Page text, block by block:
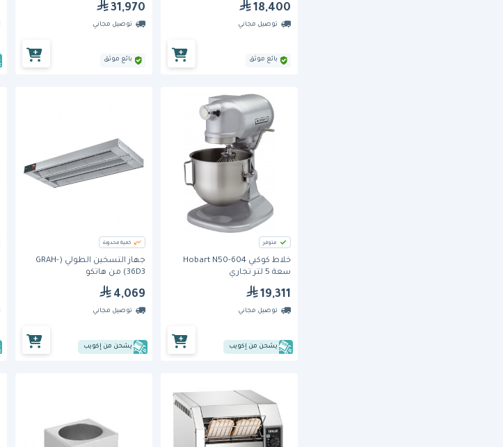
18,400
توصيل مجاني
بائع موثق
31,970
توصيل مجاني
بائع موثق
متوفر
خلاط كوكبي Hobart N50-604
سعة 5 لتر تجاري
19,311
توصيل مجاني
يشحن من إكويب
كمية محدودة
جهاز التسخين الطولي (GRAH-
36D3) من هاتكو
4,069
توصيل مجاني
يشحن من إكويب